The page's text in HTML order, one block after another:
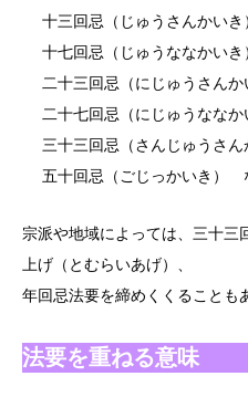
十三回忌（じゅうさんかいき
十七回忌（じゅうななかいき
二十三回忌（にじゅうさんか
二十七回忌（にじゅうななか
三十三回忌（さんじゅうさん
五十回忌（ごじっかいき）
宗派や地域によっては、三十三
上げ（とむらいあげ）、
年回忌法要を締めくくることも
法要を重ねる意味